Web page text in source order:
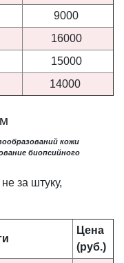
9000
16000
15000
14000
кожи
биопсийного
за штуку,
Цена
(руб.)